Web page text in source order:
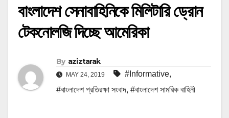
বাংলাদেশ সেনাবাহিনিকে মিলিটারি ড্রোন
টেকনোলজি দিচ্ছে আমেরিকা
By aziztarak
MAY 24, 2019 #Informative,
#বাংলাদেশ প্রতিরক্ষা সংবাদ, #বাংলাদেশ সামরিক বাহিনী